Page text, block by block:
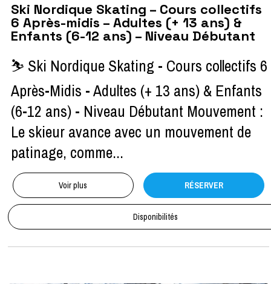
Ski Nordique Skating – Cours collectifs
6 Après-midis – Adultes (+ 13 ans) &
Enfants (6-12 ans) – Niveau Débutant
⛷ Ski Nordique Skating - Cours collectifs 6
Après-Midis - Adultes (+ 13 ans) & Enfants
(6-12 ans) - Niveau Débutant Mouvement :
Le skieur avance avec un mouvement de
patinage, comme...
Voir plus RÉSERVER
Disponibilités